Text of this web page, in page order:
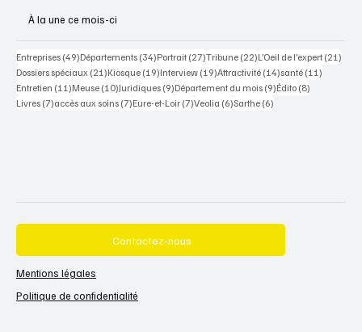
À la une ce mois-ci
Entreprises (49)49 posts
Départements (34)34 posts
Portrait (27)27 posts
Tribune (22)22 posts
L’Oeil de l’expert (21)
Dossiers spéciaux (21)21 posts
Kiosque (19)19 posts
Interview (19)19 posts
Attractivité (14)14 posts
santé (11)
Entretien (11)11 posts
Meuse (10)10 posts
Juridiques (9)9 posts
Département du mois (9)9 posts
Édito (8)
Livres (7)7 posts
accès aux soins (7)7 posts
Eure-et-Loir (7)7 posts
Veolia (6)6 posts
Sarthe (6)
Contactez-nous
Mentions légales
Politique de confidentialité